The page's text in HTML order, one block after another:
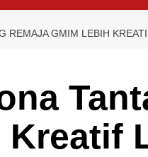
REMAJA GMIM LEBIH
Kreatif